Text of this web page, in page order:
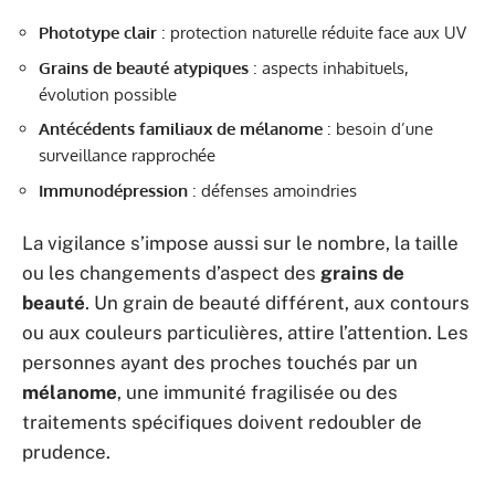
Phototype clair : protection naturelle réduite face aux UV
Grains de beauté atypiques : aspects inhabituels,
évolution possible
Antécédents familiaux de mélanome : besoin d’une
surveillance rapprochée
Immunodépression : défenses amoindries
La vigilance s’impose aussi sur le nombre, la taille
ou les changements d’aspect des grains de
beauté. Un grain de beauté différent, aux contours
ou aux couleurs particulières, attire l’attention. Les
personnes ayant des proches touchés par un
mélanome, une immunité fragilisée ou des
traitements spécifiques doivent redoubler de
prudence.